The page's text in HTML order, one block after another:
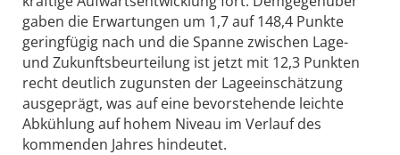
gaben die Erwartungen um 1,7 auf 148,4 Punkte
geringfügig nach und die Spanne zwischen Lage-
und Zukunftsbeurteilung ist jetzt mit 12,3 Punkten
recht deutlich zugunsten der Lageeinschätzung
ausgeprägt, was auf eine bevorstehende leichte
Abkühlung auf hohem Niveau im Verlauf des
kommenden Jahres hindeutet.